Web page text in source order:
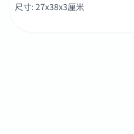
尺寸: 27x38x3厘米